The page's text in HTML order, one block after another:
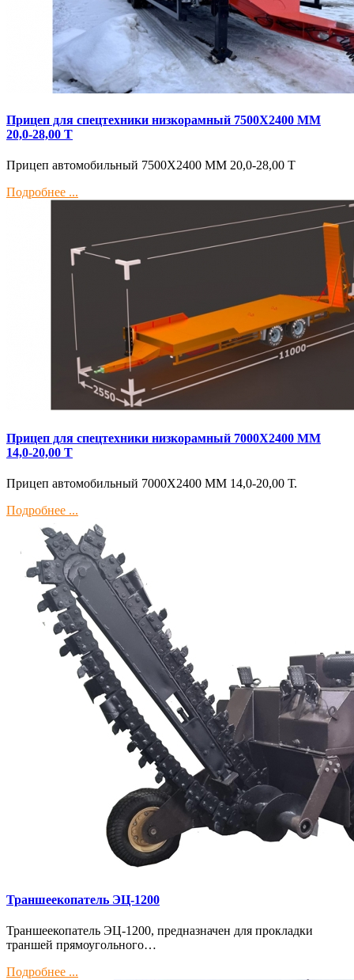
Прицеп для спецтехники низкорамный 7500Х2400 ММ
20,0-28,00 Т
Прицеп автомобильный 7500Х2400 ММ 20,0-28,00 Т
Подробнее ...
Прицеп для спецтехники низкорамный 7000Х2400 ММ
14,0-20,00 Т
Прицеп автомобильный 7000Х2400 ММ 14,0-20,00 Т.
Подробнее ...
Траншеекопатель ЭЦ-1200
Траншеекопатель ЭЦ-1200, предназначен для прокладки
траншей прямоугольного…
Подробнее ...